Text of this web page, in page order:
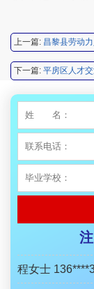
上一篇: 昌黎县劳动
下一篇: 平房区人才
程女士
王小姐
陈先生
李先生
王小姐
李先生
程女士